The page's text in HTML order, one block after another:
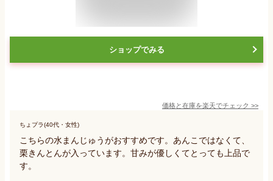
ショップでみる
価格と在庫を楽天でチェック >>
ちょプラ(40代・女性)
こちらの水まんじゅうがおすすめです。あんこではなくて、
栗きんとんが入っています。甘みが優しくてとっても上品で
す。